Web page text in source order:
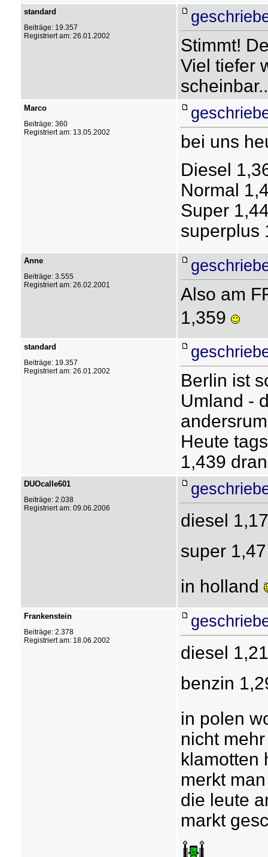
standard
Beiträge: 19.357
Registriert am: 26.01.2002
Stimmt!
Viel tiefer
Marco
Beiträge: 360
Registriert am: 13.05.2002
bei uns
Diesel
Normal
Super
superplus
Anne
Beiträge: 3.555
Registriert am: 26.02.2001
Also am
1,359
standard
Beiträge: 19.357
Registriert am: 26.01.2002
Berlin ist
Umland -
Heute
1,439
DUOcalle601
Beiträge: 2.038
Registriert am: 09.06.2006
diesel 1,17
super 1,47
in holland
Frankenstein
Beiträge: 2.378
Registriert am: 18.06.2002
diesel 1,21
benzin
in polen
nicht
klamotten
merkt
die leute
markt